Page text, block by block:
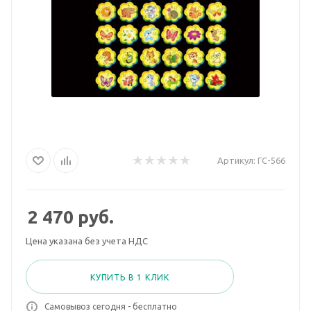
Артикул: ГС-566
2 470 руб.
Цена указана без учета НДС
КУПИТЬ В 1 КЛИК
Самовывоз сегодня - бесплатно